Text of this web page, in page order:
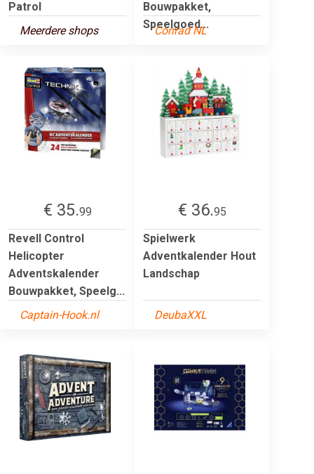
Patrol
Meerdere shops
Bouwpakket,
Speelgoed...
Conrad NL
€ 35.99
Revell Control
Helicopter
Adventskalender
Bouwpakket, Speelg...
Captain-Hook.nl
€ 36.95
Spielwerk
Adventkalender Hout
Landschap
DeubaXXL